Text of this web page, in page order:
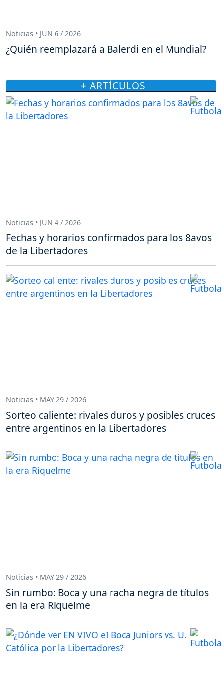
Noticias • JUN 6 / 2026
¿Quién reemplazará a Balerdi en el Mundial?
+ ARTÍCULOS
Noticias • JUN 4 / 2026
Fechas y horarios confirmados para los 8avos
de la Libertadores
Noticias • MAY 29 / 2026
Sorteo caliente: rivales duros y posibles cruces
entre argentinos en la Libertadores
Noticias • MAY 29 / 2026
Sin rumbo: Boca y una racha negra de títulos
en la era Riquelme